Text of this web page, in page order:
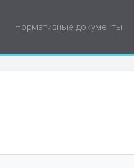
Нормативные документы